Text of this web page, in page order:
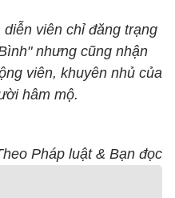
viên chỉ đăng trạng
nhưng cũng nhận
viên, khuyên nhủ của
hâm mộ.
Pháp luật & Bạn đọc